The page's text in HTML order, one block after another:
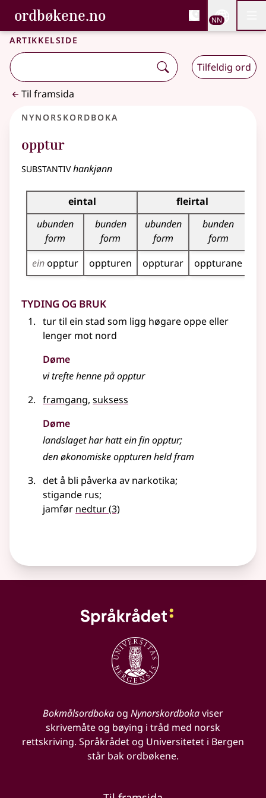
Gå til hovudinnhald
Tilgjenge
ordbøkene.no, Bokmålsordboka og
Bokmålsordboka og Nynorskordboka
NN
Artikkelside
Tilfeldig ord
Til framsida
Nynorskordboka
opptur
substantivhankjønn
Bøyningstabell for dette substantivet
eintal
fleirtal
ubunden
form
bunden
form
ubunden
form
bunden
form
einopptur oppturen oppturar oppturane
Tyding og bruk
tur til ein stad som ligg høgare oppeeller
lenger mot nord
Døme
vi trefte henne på opptur
framgang, suksess
Døme
landslaget har hatt ein fin opptur;
den økonomiske oppturen held fram
det å bli påverka av narkotika;
stigande rus;
jamfør nedtur(3)
Bokmålsordbokaog Nynorskordbokaviser
skrivemåte og bøying i tråd med norsk
rettskriving. Språkrådet og Universitetet i Bergen
står bak ordbøkene.